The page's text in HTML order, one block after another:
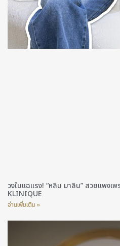
วงในแฉแรง! “หลิน มาลิน” สวยแพงเ
KLINIQUE
อ่านเพิ่มเติม »